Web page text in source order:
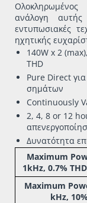
ανάλογη
εντυπωσιακές
ηχητικής
140W x 2
THD
Pure Direct
σημάτων
Continuously
2, 4, 8 or 12
Δυνατότητα
Maximum
1kHz, 0.7%
Maximum
kHz,